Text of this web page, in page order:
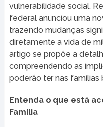
vulnerabilidade social.
federal anunciou uma
trazendo mudanças
diretamente a vida de
artigo se propõe a
compreendendo as
poderão ter nas famílias
Entenda o que está
Família